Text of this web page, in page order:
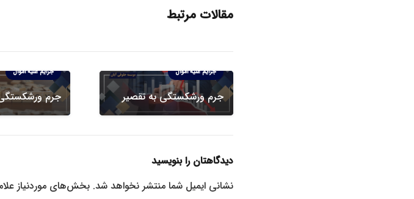
مقالات مرتبط
جرایم علیه اموال
جرم ورشکستگی به تقصیر
جرایم علیه اموال
جرم
دیدگاهتان را بنویسید
نشانی ایمیل شما منتشر نخواهد شد. بخش‌های موردنیاز